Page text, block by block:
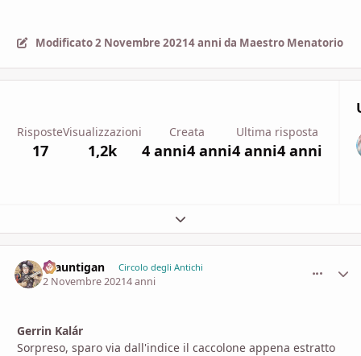
Modificato2 Novembre 20214 anni da Maestro Menatorio
Risposte
17
Visualizzazioni
1,2k
Creata
4 anni4 anni
Ultima risposta
4 anni4 anni
Espandi panoramica del topic
Brauntigan Circolo degli Antichi
2 Novembre 20214 anni
Gerrin Kalár
Sorpreso, sparo via dall'indice il caccolone appena estratto